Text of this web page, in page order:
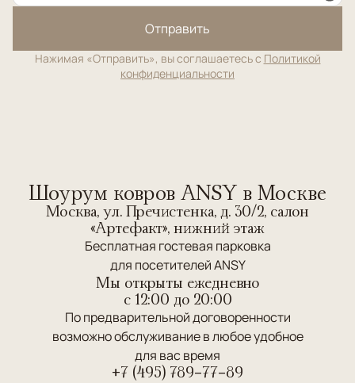
Отправить
Нажимая «Отправить», вы соглашаетесь с Политикой
конфиденциальности
Шоурум ковров ANSY в Москве
Москва, ул. Пречистенка, д. 30/2, салон
«Артефакт», нижний этаж
Бесплатная гостевая парковка
для посетителей ANSY
Мы открыты ежедневно
c 12:00 до 20:00
По предварительной договоренности
возможно обслуживание в любое удобное
для вас время
+7 (495) 789-77-89